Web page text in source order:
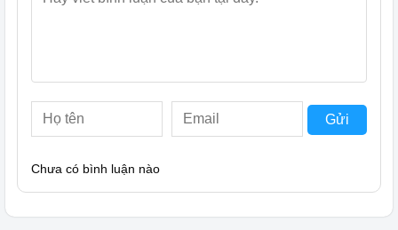
Gửi
Chưa có bình luận nào